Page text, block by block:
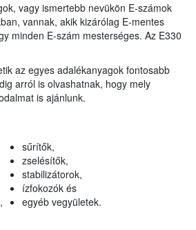
vagy ismertebb nevükön E-számok
vannak, akik kizárólag E-mentes
minden E-szám mesterséges. Az E330
az egyes adalékanyagok fontosabb
arról is olvashatnak, hogy mely
is ajánlunk.
sűrítők,
zselésítők,
stabilizátorok,
ízfokozók és
egyéb vegyületek.